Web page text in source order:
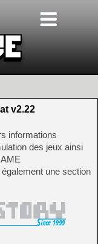
v2.22
informations
des jeux ainsi
une section